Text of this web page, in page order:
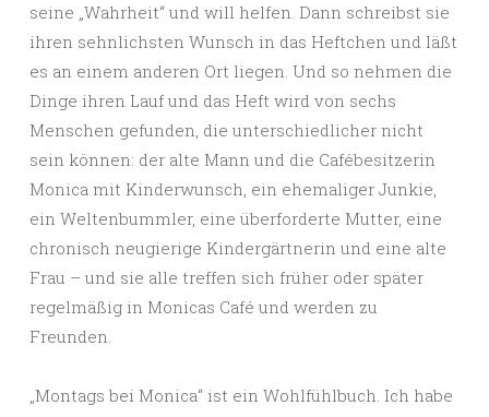
seine „Wahrheit“ und will helfen. Dann schreibst sie
ihren sehnlichsten Wunsch in das Heftchen und läßt
es an einem anderen Ort liegen. Und so nehmen die
Dinge ihren Lauf und das Heft wird von sechs
Menschen gefunden, die unterschiedlicher nicht
sein können: der alte Mann und die Cafébesitzerin
Monica mit Kinderwunsch, ein ehemaliger Junkie,
ein Weltenbummler, eine überforderte Mutter, eine
chronisch neugierige Kindergärtnerin und eine alte
Frau – und sie alle treffen sich früher oder später
regelmäßig in Monicas Café und werden zu
Freunden.
„Montags bei Monica“ ist ein Wohlfühlbuch. Ich habe